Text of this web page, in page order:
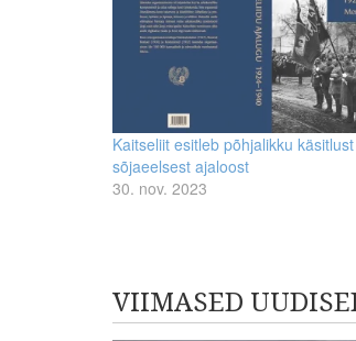
Kaitseliit esitleb põhjalikku käsitlust
sõjaeelsest ajaloost
30. nov. 2023
VIIMASED